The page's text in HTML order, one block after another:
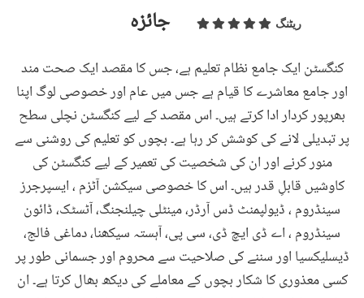
جائزہ ریٹنگ
کنگسٹن ایک جامع نظام تعلیم ہے، جس کا مقصد ایک صحت مند
اور جامع معاشرے کا قیام ہے جس میں عام اور خصوصی لوگ اپنا
بھرپور کردار ادا کرتے ہیں۔ اس مقصد کے لیے کنگسٹن نچلی سطح
پر تبدیلی لانے کی کوشش کر رہا ہے۔ بچوں کو تعلیم کی روشنی سے
منور کرنے اور ان کی شخصیت کی تعمیر کے لیے کنگسٹن کی
کاوشیں قابلِ قدر ہیں۔ اس کا خصوصی سیکشن آٹزم ، ایسپرجرز
سینڈروم ، ڈیولپمنٹ ڈس آرڈر، مینٹلی چیلنجنگ، آٹسٹک، ڈائون
سینڈروم ، اے ڈی ایچ ڈی، سی پی، آہستہ سیکھنا، دماغی فالج،
ڈیسلیکسیا اور سننے کی صلاحیت سے محروم اور جسمانی طور پر
کسی معذوری کا شکار بچوں کے معاملے کی دیکھ بھال کرتا ہے۔ ان